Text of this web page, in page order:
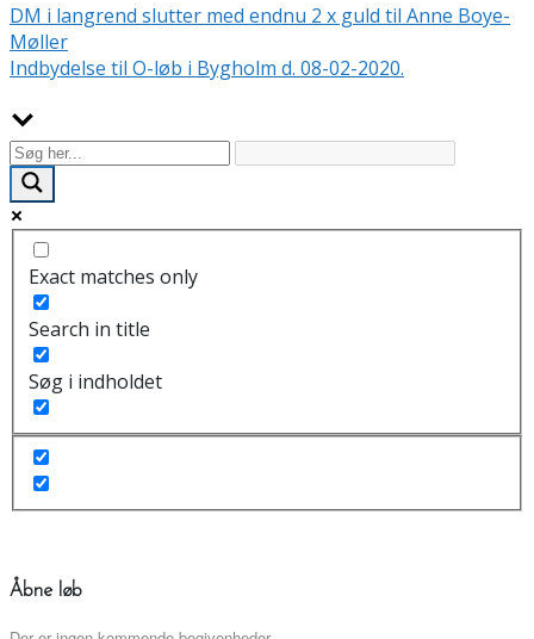
DM i langrend slutter med endnu 2 x guld til Anne Boye-
Møller
Indbydelse til O-løb i Bygholm d. 08-02-2020.
Exact matches only
Search in title
Søg i indholdet
Åbne løb